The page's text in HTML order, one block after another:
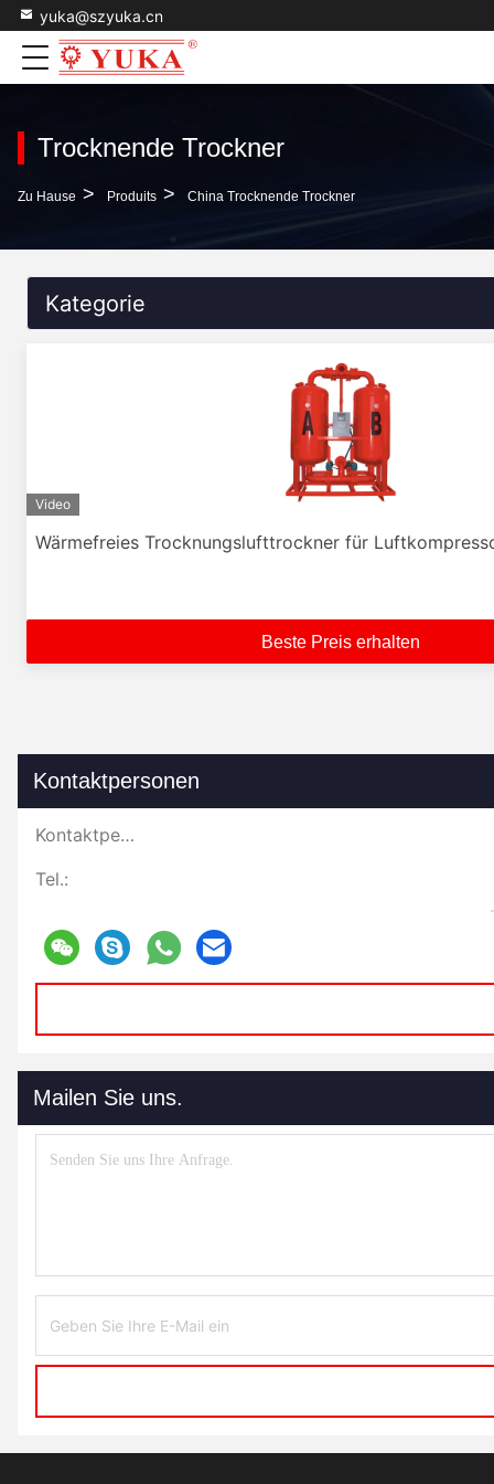
yuka@szyuka.cn
Trocknende Trockner
Zu Hause > Produits > China Trocknende Trockner
Kategorie
Video
Wärmefreies Trocknungslufttrockner für
Beste Preis erhalten
Kontaktpersonen
Kontaktpersonen:
Tel.:
Mailen Sie uns.